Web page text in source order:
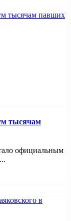
тысячам
официальным